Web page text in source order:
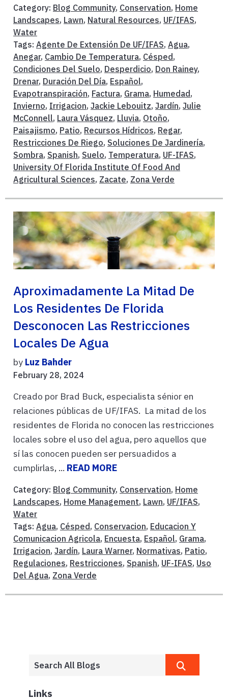
Category: Blog Community, Conservation, Home
Landscapes, Lawn, Natural Resources, UF/IFAS,
Water
Tags: Agente De Extensión De UF/IFAS, Agua,
Anegar, Cambio De Temperatura, Césped,
Condiciones Del Suelo, Desperdicio, Don Rainey,
Drenar, Duración Del Día, Español,
Evapotranspiración, Factura, Grama, Humedad,
Invierno, Irrigacion, Jackie Lebouitz, Jardín, Julie
McConnell, Laura Vásquez, Lluvia, Otoño,
Paisajismo, Patio, Recursos Hídricos, Regar,
Restricciones De Riego, Soluciones De Jardinería,
Sombra, Spanish, Suelo, Temperatura, UF-IFAS,
University Of Florida Institute Of Food And
Agricultural Sciences, Zacate, Zona Verde
Aproximadamente La Mitad De
Los Residentes De Florida
Desconocen Las Restricciones
Locales De Agua
by Luz Bahder
February 28, 2024
Creado por Brad Buck, especialista sénior en
relaciones públicas de UF/IFAS. La mitad de los
residentes de Florida no conocen las restricciones
locales sobre el uso del agua, pero aquellos que
sí las conocen pueden ser persuadidos a
cumplirlas, ... READ MORE
Category: Blog Community, Conservation, Home
Landscapes, Home Management, Lawn, UF/IFAS,
Water
Tags: Agua, Césped, Conservacion, Educacion Y
Comunicacion Agricola, Encuesta, Español, Grama,
Irrigacion, Jardín, Laura Warner, Normativas, Patio,
Regulaciones, Restricciones, Spanish, UF-IFAS, Uso
Del Agua, Zona Verde
Links